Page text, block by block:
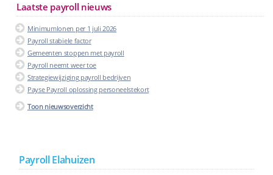
Laatste payroll nieuws
Minimumlonen per 1 juli 2026
Payroll stabiele factor
Gemeenten stoppen met payroll
Payroll neemt weer toe
Strategiewijziging payroll bedrijven
Payse Payroll oplossing personeelstekort
Toon nieuwsoverzicht
Payroll Elahuizen